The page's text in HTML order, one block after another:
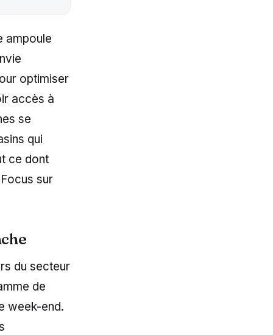
ampoule
optimiser
accès à
se
qui
ce dont
sur
du secteur
de
week-end.